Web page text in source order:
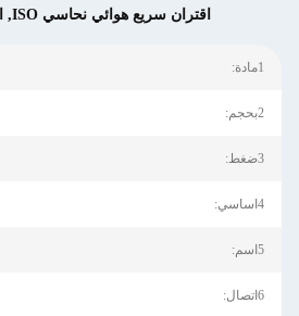
اقتران سريع هوائي نحاسي ISO
,
1مادة:
2بحجم:
3ضغط:
4اساسي:
5اسم:
6اتصال: